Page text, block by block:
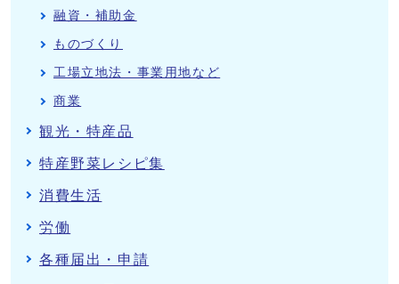
融資・補助金
ものづくり
工場立地法・事業用地など
商業
観光・特産品
特産野菜レシピ集
消費生活
労働
各種届出・申請